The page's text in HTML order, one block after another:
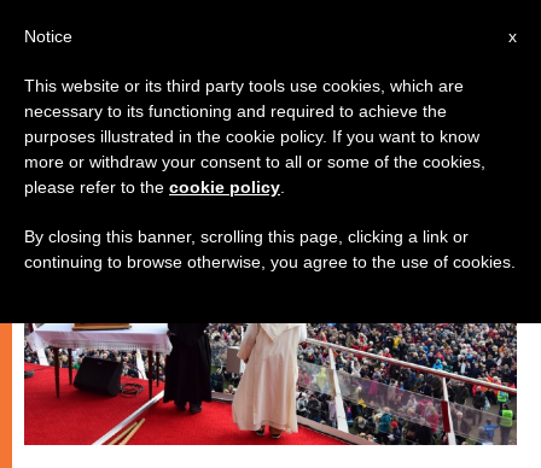
CHIESE LOCALI
x
Notice
This website or its third party tools use cookies, which are
necessary to its functioning and required to achieve the
purposes illustrated in the cookie policy. If you want to know
more or withdraw your consent to all or some of the cookies,
please refer to the cookie policy
By closing this banner, scrolling this page, clicking a link or
continuing to browse otherwise, you agree to the use of cookies.